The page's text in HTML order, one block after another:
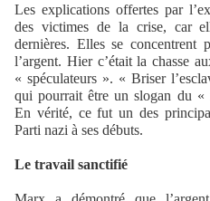
Les explications offertes par
des victimes de la crise, car
dernières. Elles se concentrent
l’argent. Hier c’était la chasse
« spéculateurs ». « Briser
qui pourrait être un slogan du «
En vérité, ce fut un des
Parti nazi à ses débuts.
Le travail sanctifié